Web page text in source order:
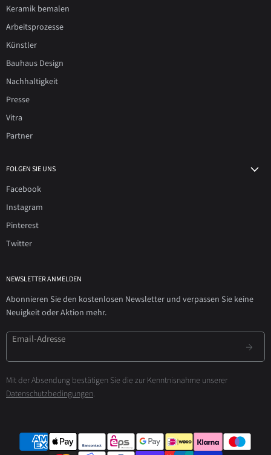
Keramik bemalen
Arbeitsprozesse
Künstler
Bauhaus Design
Nachhaltigkeit
Presse
Vitra
Partner
FOLGEN SIE UNS
Facebook
Instagram
Pinterest
Twitter
NEWSLETTER ANMELDEN
Abonnieren Sie den kostenlosen Newsletter und verpassen Sie keine
Neuigkeit oder Aktion mehr.
Email-Adresse
Mit der Absendung bestätigen Sie die zur Kenntnisnahme unserer
Datenschutzbedingungen.